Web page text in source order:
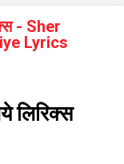
- Sher
Lyrics
लिरिक्स